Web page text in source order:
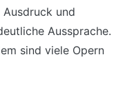
und
Aussprache.
sind viele Opern